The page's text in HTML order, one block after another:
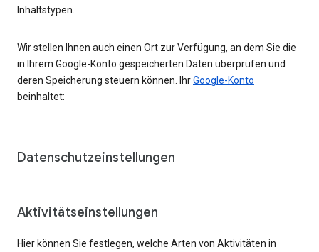
Inhaltstypen.
Wir stellen Ihnen auch einen Ort zur Verfügung, an dem Sie die
in Ihrem Google-Konto gespeicherten Daten überprüfen und
deren Speicherung steuern können. IhrGoogle-Konto
beinhaltet:
Datenschutzeinstellungen
Aktivitätseinstellungen
Hier können Sie festlegen, welche Arten von Aktivitäten in